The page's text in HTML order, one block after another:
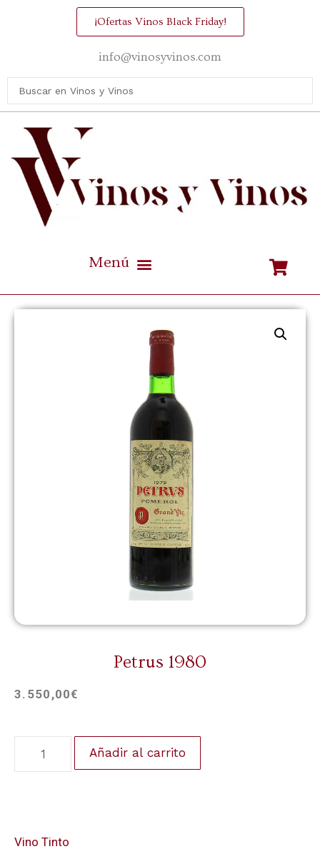
¡Ofertas Vinos Black Friday!
info@vinosyvinos.com
Petrus 1980
3.550,00€
Añadir al carrito
Vino Tinto